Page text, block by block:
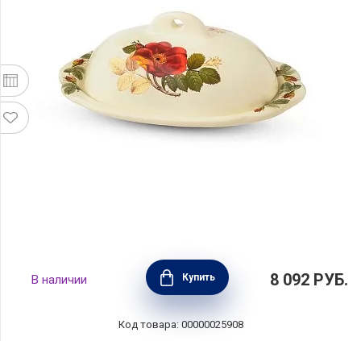
Масленка Regale 22,5х15,5х9 см, материал
керамика, Nuova Cer, Италия, 7378-RGE
В наличии Купить 8 092 РУБ.
Код товара: 00000025908